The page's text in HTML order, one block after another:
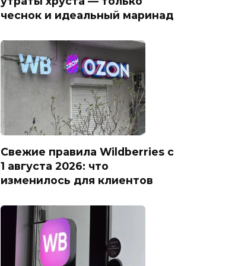
чеснок и идеальный маринад
Свежие правила Wildberries с
1 августа 2026: что
изменилось для клиентов